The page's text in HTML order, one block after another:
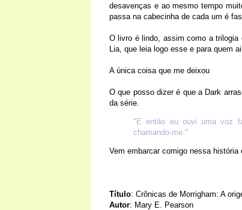
desavenças e ao mesmo tempo
passa na cabecinha de cada um é
O livro é lindo, assim como a trilogia
Lia, que leia logo esse e para quem
A única coisa que me deixou
O que posso dizer é que a Dark
da série.
"E então eu ouvi uma voz
chamando-me."
Vem embarcar comigo nessa história
Título: Crônicas de Morrigham: A
Autor: Mary E. Pearson